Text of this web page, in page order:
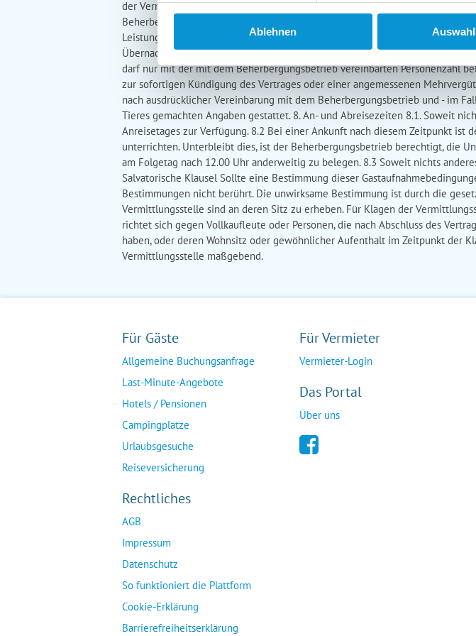
Ablehnen
der Vermittlungsstelle die notwendigen Informationen eingeholt werden. 7.
Beherbergungsbetrieb (bei Übernachtungsleistungen), bzw. dem
Leistungen unverzüglich anzuzeigen oder Abhilfe zu verlangen. 7.2 Die
Übernachtungsleistungen), bzw. den Leistungsträger (bei sonstigen
darf nur mit der mit dem Beherbergungsbetrieb vereinbarten Personenzahl
zur sofortigen Kündigung des Vertrages oder einer angemessenen
nach ausdrücklicher Vereinbarung mit dem Beherbergungsbetrieb und - im
Tieres gemachten Angaben gestattet. 8. An- und Abreisezeiten 8.1. Soweit
Anreisetages zur Verfügung. 8.2 Bei einer Ankunft nach diesem Zeitpunkt
unterrichten. Unterbleibt dies, ist der Beherbergungsbetrieb berechtigt, die
am Folgetag nach 12.00 Uhr anderweitig zu belegen. 8.3 Soweit nichts
Salvatorische Klausel Sollte eine Bestimmung dieser
Bestimmungen nicht berührt. Die unwirksame Bestimmung ist durch die
Vermittlungsstelle sind an deren Sitz zu erheben. Für Klagen der
richtet sich gegen Vollkaufleute oder Personen, die nach Abschluss des
haben, oder deren Wohnsitz oder gewöhnlicher Aufenthalt im Zeitpunkt der
Vermittlungsstelle maßgebend.
Für Gäste
Allgemeine Buchungsanfrage
Last-Minute-Angebote
Hotels / Pensionen
Campingplätze
Urlaubsgesuche
Reiseversicherung
Rechtliches
AGB
Impressum
Datenschutz
So funktioniert die Plattform
Cookie-Erklärung
Barrierefreiheitserklärung
Für Vermieter
Vermieter-Login
Das Portal
Über uns